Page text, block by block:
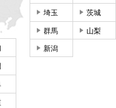
埼玉 茨城
群馬 山梨
新潟